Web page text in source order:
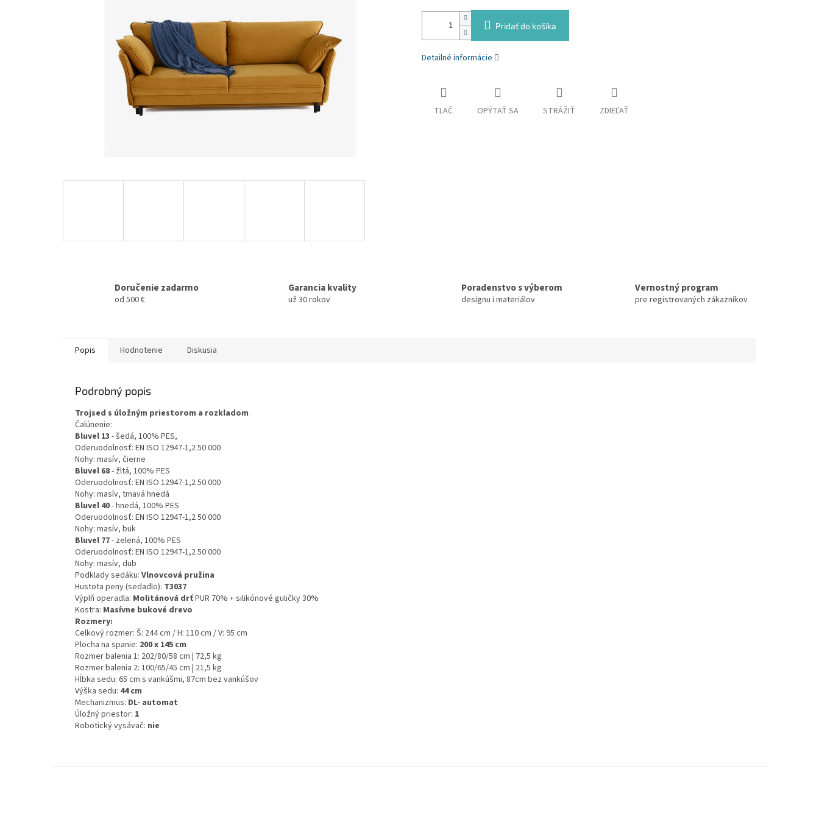
Pridať do košíka
Detailné informácie
TLAČ OPÝTAŤ SA STRÁŽIŤ ZDIEĽAŤ
Doručenie zadarmo
od 500 €
Garancia kvality
už 30 rokov
Poradenstvo s výberom
designu i materiálov
Vernostný program
pre registrovaných zákazníkov
Popis Hodnotenie Diskusia
Podrobný popis
Trojsed s úložným priestorom a rozkladom
Čalúnenie:
Bluvel 13 - šedá, 100% PES,
Oderuodolnosť: EN ISO 12947-1,2 50 000
Nohy: masív, čierne
Bluvel 68- žltá, 100% PES
Oderuodolnosť: EN ISO 12947-1,2 50 000
Nohy: masív, tmavá hnedá
Bluvel 40- hnedá, 100% PES
Oderuodolnosť: EN ISO 12947-1,2 50 000
Nohy: masív, buk
Bluvel 77- zelená, 100% PES
Oderuodolnosť: EN ISO 12947-1,2 50 000
Nohy: masív, dub
Podklady sedáku: Vlnovcová pružina
Hustota peny (sedadlo): T3037
Výplň operadla: Molitánová drťPUR 70% + silikónové guličky 30%
Kostra: Masívne bukové drevo
Rozmery:
Celkový rozmer: Š: 244 cm / H: 110 cm / V: 95 cm
Plocha na spanie: 200 x 145 cm
Rozmer balenia 1: 202/80/58 cm | 72,5 kg
Rozmer balenia 2: 100/65/45 cm | 21,5 kg
Hĺbka sedu: 65 cm s vankúšmi, 87cm bez vankúšov
Výška sedu: 44 cm
Mechanizmus: DL- automat
Úložný priestor: 1
Robotický vysávač: nie